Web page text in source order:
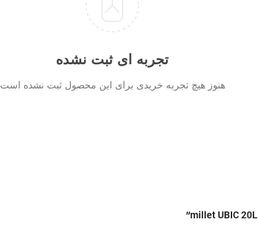
تجربه ای ثبت نشده
هنوز هیچ تجربه خریدی برای این محصول ثبت نشده است